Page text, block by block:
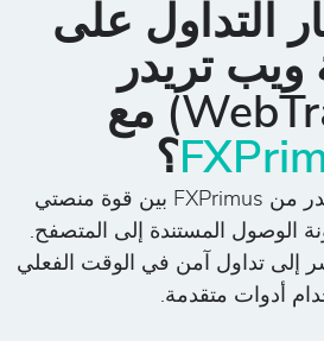
التداول على
تريدر
؟
تجمع منصة ويب تريدر من FXPrimus بين قوة منصتي
4 و 5 ومرونة الوصول المستندة إلى المتصفح.
إلى تداول آمن في الوقت الفعلي
أدوات متقدمة.